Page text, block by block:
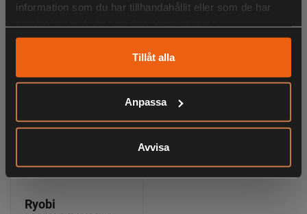
information som du har tillhandahållit eller som de har
Tillåt alla
Anpassa
Avvisa
RELATERADE PRODUKTER
Ryobi